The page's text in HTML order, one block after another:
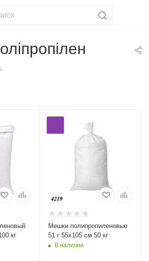
кг
Мешки полипропиленовые
51 г 55х105 см 50 кг
В наличии